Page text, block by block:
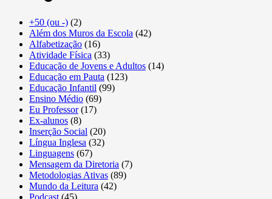
+50 (ou -) (2)
Além dos Muros da Escola (42)
Alfabetização (16)
Atividade Física (33)
Educação de Jovens e Adultos (14)
Educação em Pauta (123)
Educação Infantil (99)
Ensino Médio (69)
Eu Professor(17)
Ex-alunos (8)
Inserção Social (20)
Língua Inglesa (32)
Linguagens (67)
Mensagem da Diretoria (7)
Metodologias Ativas (89)
Mundo da Leitura (42)